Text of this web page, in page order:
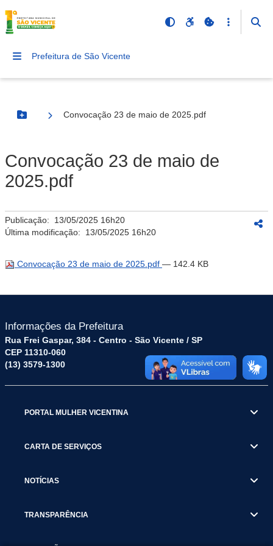
Prefeitura de São Vicente
Botão Menu
Convocação 23 de maio de 2025.pdf
Convocação 23 de maio de
2025.pdf
Publicação: 13/05/2025 16h20
Última modificação: 13/05/2025 16h20
Convocação 23 de maio de 2025.pdf — 142.4 KB
Informações da Prefeitura
Rua Frei Gaspar, 384 - Centro - São Vicente / SP
CEP 11310-060
(13) 3579-1300
PORTAL MULHER VICENTINA
CARTA DE SERVIÇOS
NOTÍCIAS
TRANSPARÊNCIA